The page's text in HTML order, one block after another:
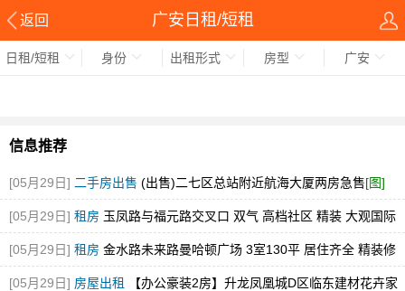
返回 广安日租/短租
日租/短租 身份 出租形式 房型 广安
信息推荐
[05月29日] 二手房出售 (出售)二七区总站附近航海大厦两房急售[图]
[05月29日] 租房 玉凤路与福元路交叉口 双气 高档社区 精装 大观国际
[图]
[05月29日] 租房 金水路未来路曼哈顿广场 3室130平 居住齐全 精装修
随时看[图]
[05月29日] 房屋出租 【办公豪装2房】升龙凤凰城D区临东建材花卉家